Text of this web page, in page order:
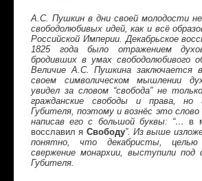
А.С. Пушкин в дни своей молодости не
свободолюбивых идей, как и всё
Российской Империи. Декабрьское
1825 года было отражением
бродивших в умах свободолюбивого
Величие А.С. Пушкина
своем символическом мышлении
увидел за словом “свобода” не
гражданские свободы и права,
Губителя, поэтому и вознёс это
написав его с большой буквы: “… в
восславил я Свободу”. Из выше
понятно, что декабристы,
свержение монархии, выступили под
Губителя.